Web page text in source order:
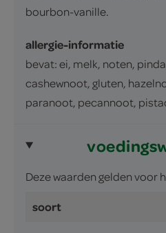
bourbon-vanille.
allergie-informatie
bevat: ei, melk, noten,
cashewnoot, gluten,
paranoot, pecannoot,
Deze waarden gelden
soort